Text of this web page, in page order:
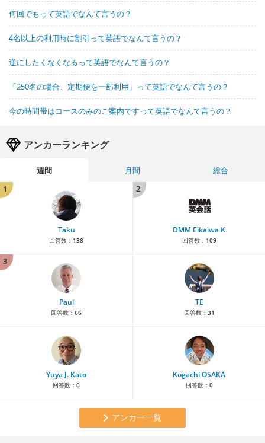
何回でもって英語でなんて言うの？
4名以上の利用時に割引って英語でなんて言うの？
逆にしたくなくなるって英語でなんて言うの？
「250名の場合、定期便を一部利用」って英語でなんて言うの？
今の時間帯はコースのみのご案内ですって英語でなんて言うの？
アンカーランキング
週間 月間
総合
1
Taku
回答数： 138
2
DMM Eikaiwa K
回答数： 109
3
Paul
回答数： 66
TE
回答数： 31
Yuya J. Kato
回答数： 0
Kogachi OSAKA
回答数： 0
アンカー一覧